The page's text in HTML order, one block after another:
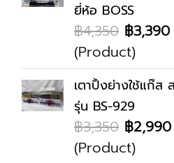
ยี่ห้อ BOSS
฿4,350 ฿3,390
(Product)
เตาปิ้งย่างใช้แก๊
รุ่น BS-929
฿3,350 ฿2,990
(Product)